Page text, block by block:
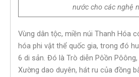
nước cho các nghệ
Vùng dân tộc, miền núi Thanh Hóa
hóa phi vật thể quốc gia, trong đó
6 di sản. Đó là Trò diễn Pôồn
Xường dao duyên, hát ru của đồng